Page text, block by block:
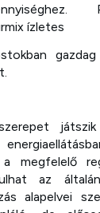
ízletes
játszik
megfelelő
az
alapelvei